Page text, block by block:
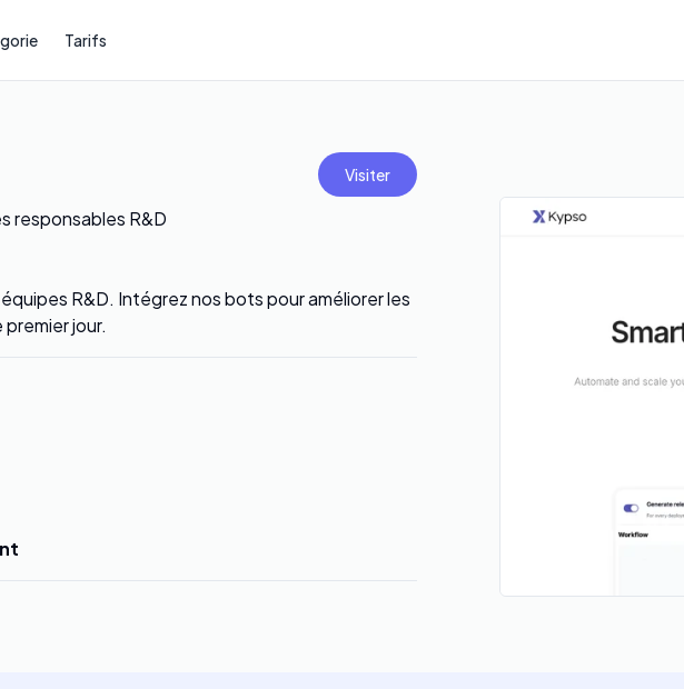
Tarifs
Visiter
responsables R&D
R&D. Intégrez nos bots pour améliorer les
jour.